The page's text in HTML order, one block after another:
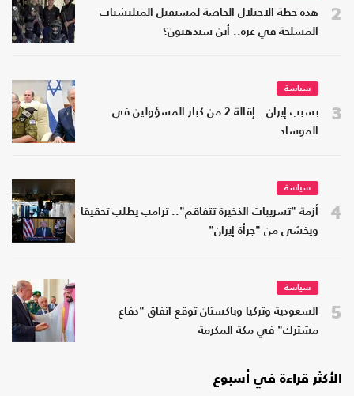
2
هذه خطة الاحتلال الخاصة لمستقبل الميليشيات
المسلحة في غزة.. أين سيذهبون؟
3
سياسة
بسبب إيران.. إقالة 2 من كبار المسؤولين في
الموساد
4
سياسة
أزمة "تسريبات الذخيرة تتفاقم".. ترامب يطلب تحقيقا
ويخشى من "جرأة إيران"
5
سياسة
السعودية وتركيا وباكستان توقع اتفاق "دفاع
مشترك" في مكة المكرمة
الأكثر قراءة في أسبوع